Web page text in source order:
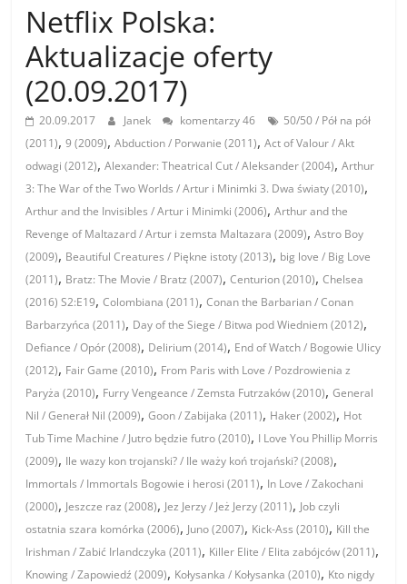
Netflix Polska:
Aktualizacje oferty
(20.09.2017)
20.09.2017 Janek komentarzy 46
50/50 / Pół na pół
(2011),9 (2009),Abduction / Porwanie (2011),Act of Valour / Akt
odwagi (2012),Alexander: Theatrical Cut / Aleksander (2004),Arthur
3: The War of the Two Worlds / Artur i Minimki 3. Dwa światy (2010),
Arthur and the Invisibles / Artur i Minimki (2006),Arthur and the
Revenge of Maltazard / Artur i zemsta Maltazara (2009),Astro Boy
(2009), Beautiful Creatures / Piękne istoty (2013), big love / Big Love
(2011), Bratz: The Movie / Bratz (2007),Centurion (2010),Chelsea
(2016) S2:E19,Colombiana (2011),Conan the Barbarian / Conan
Barbarzyńca (2011), Day of the Siege / Bitwa pod Wiedniem (2012),
Defiance / Opór (2008), Delirium (2014), End of Watch / Bogowie Ulicy
(2012), Fair Game (2010), From Paris with Love / Pozdrowienia z
Paryża (2010), Furry Vengeance / Zemsta Futrzaków (2010),General
Nil / Generał Nil (2009),Goon / Zabijaka (2011), Haker (2002), Hot
Tub Time Machine / Jutro będzie futro (2010), I Love You Phillip Morris
(2009), Ile wazy kon trojanski? / Ile waży koń trojański? (2008),
Immortals / Immortals Bogowie i herosi (2011), In Love / Zakochani
(2000), Jeszcze raz (2008), Jez Jerzy / Jeż Jerzy (2011), Job czyli
ostatnia szara komórka (2006), Juno (2007), Kick-Ass (2010), Kill the
Irishman / Zabić Irlandczyka (2011), Killer Elite / Elita zabójców (2011),
Knowing / Zapowiedź (2009), Kołysanka / Kołysanka (2010), Kto nigdy